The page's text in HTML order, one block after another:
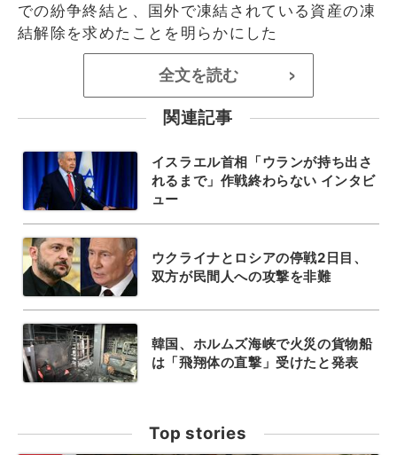
での紛争終結と、国外で凍結されている資産の凍
結解除を求めたことを明らかにした
全文を読む >
関連記事
イスラエル首相「ウランが持ち出さ
れるまで」作戦終わらない インタビ
ュー
ウクライナとロシアの停戦2日目、
双方が民間人への攻撃を非難
韓国、ホルムズ海峡で火災の貨物船
は「飛翔体の直撃」受けたと発表
Top stories